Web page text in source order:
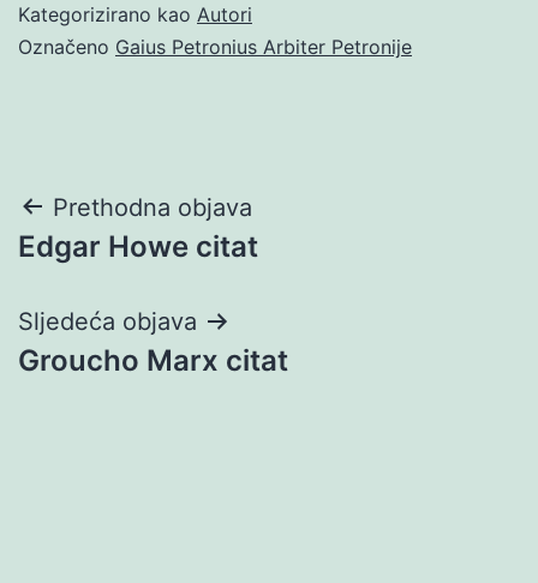
Kategorizirano kao Autori
Označeno Gaius Petronius Arbiter Petronije
Navigacija
objava
Prethodna objava
Edgar Howe citat
Sljedeća objava
Groucho Marx citat